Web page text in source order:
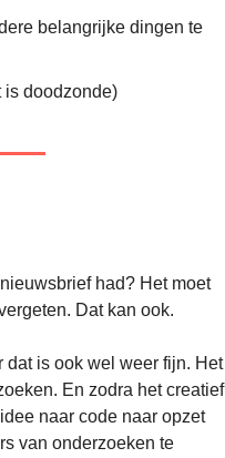
belangrijke dingen te
is doodzonde)
had? Het moet
Dat kan ook.
dat is ook wel weer fijn. Het
En zodra het creatief
naar code naar opzet
van onderzoeken te